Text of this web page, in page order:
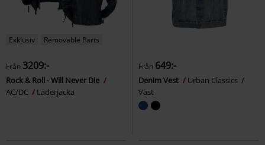
Exklusiv Removable Parts
Från 3209:-
Rock & Roll - Will Never Die
AC/DC
Läderjacka
Från 649:-
Denim Vest
Urban Classics
Väst